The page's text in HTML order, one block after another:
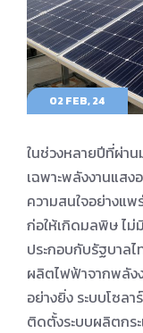
02 FEB, 24
ในช่วงหลายปีที่ผ่า
เฉพาะพลังงานแสง
ความสนใจอย่างแพ
ก่อให้เกิดมลพิษ ไม่
ประกอบกับรัฐบาล
ผลิตไฟฟ้าจากพลัง
อย่างยิ่ง ระบบโซล
ติดตั้งระบบผลิตกร